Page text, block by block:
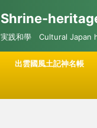
Shrine-
実践和學 Cultural Japan
出雲國風土記神名帳